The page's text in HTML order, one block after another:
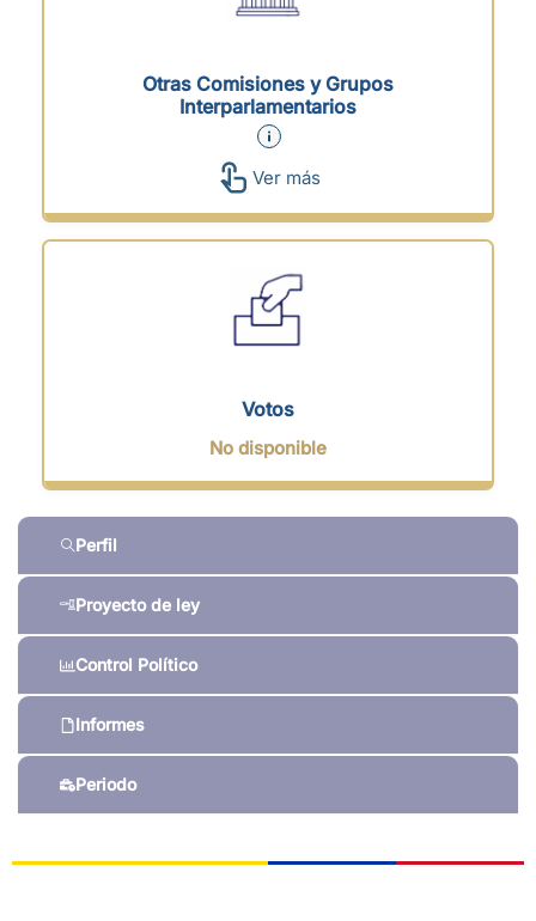
Perfil
Proyecto de ley
Control Político
Informes
Periodo
Otras Comisiones y Grupos
Interparlamentarios
Ver más
Votos
No disponible